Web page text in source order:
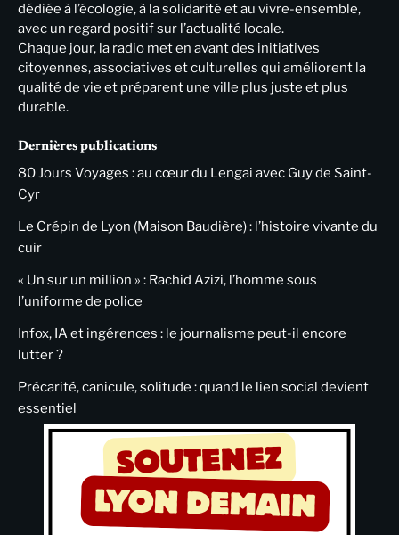
dédiée à l’écologie, à la solidarité et au vivre-ensemble,
avec un regard positif sur l’actualité locale.
Chaque jour, la radio met en avant des initiatives
citoyennes, associatives et culturelles qui améliorent la
qualité de vie et préparent une ville plus juste et plus
durable.
Dernières publications
80 Jours Voyages : au cœur du Lengai avec Guy de Saint-
Cyr
Le Crépin de Lyon (Maison Baudière) : l’histoire vivante du
cuir
« Un sur un million » : Rachid Azizi, l’homme sous
l’uniforme de police
Infox, IA et ingérences : le journalisme peut-il encore
lutter ?
Précarité, canicule, solitude : quand le lien social devient
essentiel